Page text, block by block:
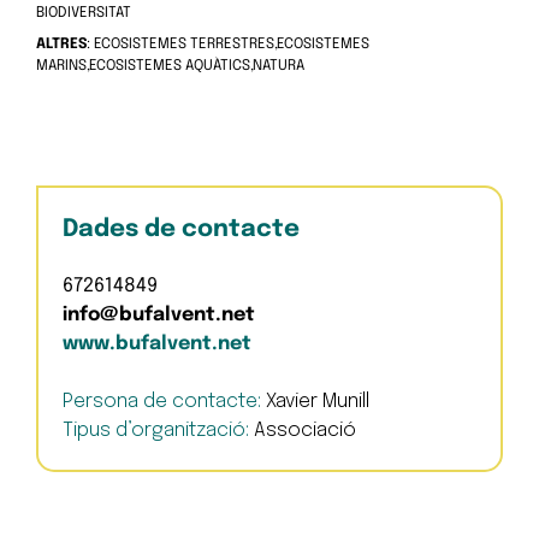
BIODIVERSITAT
ALTRES: ECOSISTEMES TERRESTRES,ECOSISTEMES
MARINS,ECOSISTEMES AQUÀTICS,NATURA
Dades de contacte
672614849
info@bufalvent.net
www.bufalvent.net
Persona de contacte: Xavier Munill
Tipus d’organització: Associació